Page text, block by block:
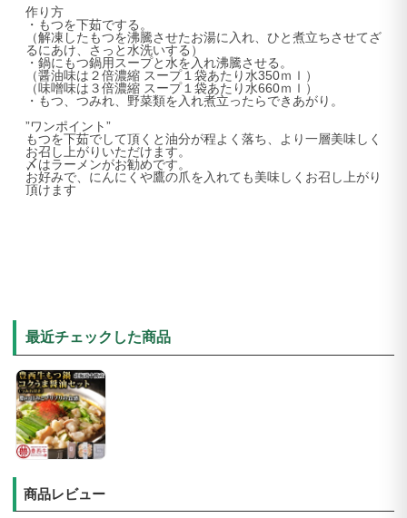
作り方
・もつを下茹でする。
（解凍したもつを沸騰させたお湯に入れ、ひと煮立ちさせてざ
るにあけ、さっと水洗いする）
・鍋にもつ鍋用スープと水を入れ沸騰させる。
（醤油味は２倍濃縮 スープ１袋あたり水350ｍｌ）
（味噌味は３倍濃縮 スープ１袋あたり水660ｍｌ）
・もつ、つみれ、野菜類を入れ煮立ったらできあがり。
”ワンポイント”
もつを下茹でして頂くと油分が程よく落ち、より一層美味しく
お召し上がりいただけます。
〆はラーメンがお勧めです。
お好みで、にんにくや鷹の爪を入れても美味しくお召し上がり
頂けます
最近チェックした商品
商品レビュー